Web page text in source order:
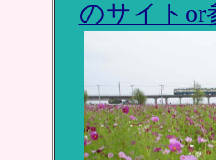
のサイトor